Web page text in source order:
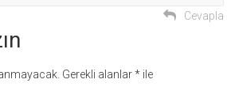
Cevapla
Gerekli alanlar* ile